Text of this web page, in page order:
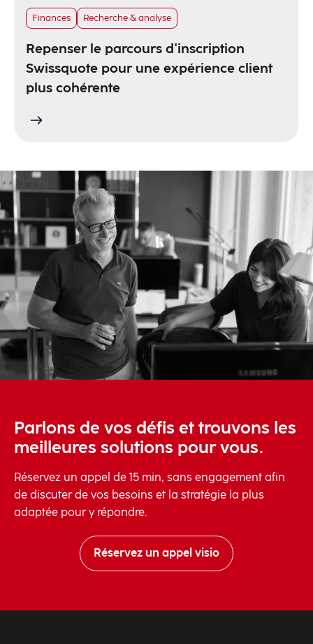
Finances Recherche & analyse
Repenser le parcours d'inscription
Swissquote pour une expérience client
plus cohérente
Parlons de vos défis et trouvons les
meilleures solutions pour vous.
Réservez un appel de 15 min, sans engagement afin
de discuter de vos besoins et la stratégie la plus
adaptée pour y répondre.
Réservez un appel visio